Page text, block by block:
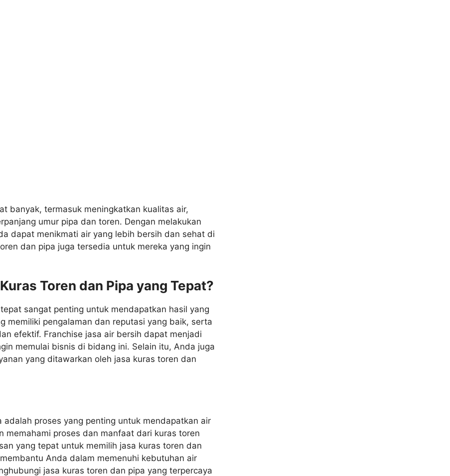
banyak, termasuk meningkatkan kualitas air,
umur pipa dan toren. Dengan melakukan
dapat menikmati air yang lebih bersih dan sehat di
dan pipa juga tersedia untuk mereka yang ingin
Toren dan Pipa yang Tepat?
sangat penting untuk mendapatkan hasil yang
memiliki pengalaman dan reputasi yang baik, serta
efektif. Franchise jasa air bersih dapat menjadi
memulai bisnis di bidang ini. Selain itu, Anda juga
yang ditawarkan oleh jasa kuras toren dan
proses yang penting untuk mendapatkan air
memahami proses dan manfaat dari kuras toren
yang tepat untuk memilih jasa kuras toren dan
Anda dalam memenuhi kebutuhan air
jasa kuras toren dan pipa yang terpercaya